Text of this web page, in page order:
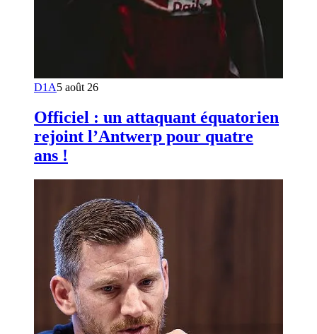
D1A5 août 26
Officiel : un attaquant équatorien
rejoint l’Antwerp pour quatre
ans !